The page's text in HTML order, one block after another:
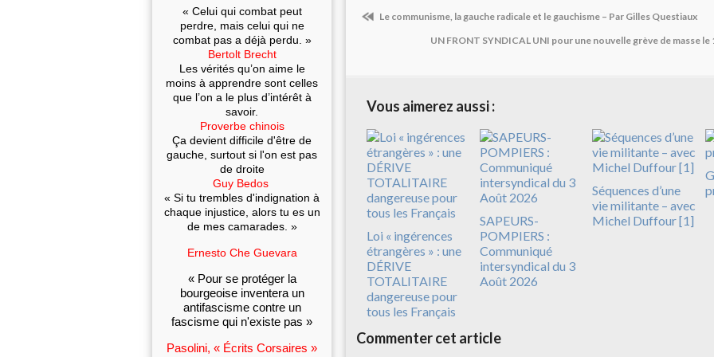
« Celui qui combat peut
perdre, mais celui qui ne
combat pas a déjà perdu. »
Bertolt Brecht
Les vérités qu’on aime le
moins à apprendre sont celles
que l’on a le plus d’intérêt à
savoir.
Proverbe chinois
Ça devient difficile d'être de
gauche, surtout si l'on est pas
de droite
Guy Bedos
« Si tu trembles d'indignation à
chaque injustice, alors tu es un
de mes camarades. »
Ernesto Che Guevara
« Pour se protéger la
bourgeoise inventera un
antifascisme contre un
fascisme qui n'existe pas »
Pasolini, « Écrits Corsaires »
Le communisme, la gauche radicale et le gauchisme – Par Gilles Questiaux
UN FRONT SYNDICAL UNI pour une nouvelle grève de masse
Vous aimerez aussi :
Loi « ingérences
étrangères » : une
DÉRIVE
TOTALITAIRE
dangereuse pour
tous les Français
SAPEURS-
POMPIERS :
Communiqué
intersyndical du 3
Août 2026
Séquences d’une
vie militante – avec
Michel Duffour [1]
Commenter cet article